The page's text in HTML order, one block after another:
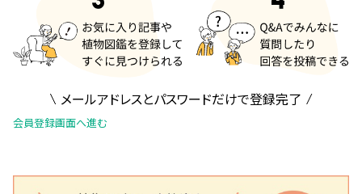
メールアドレスとパスワードだけで登録完了
会員登録画面へ進む